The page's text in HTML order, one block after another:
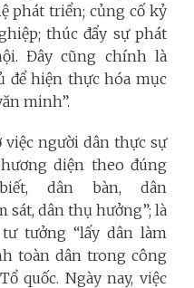
phát triển; củng cố kỷ
thúc đẩy sự phát
Đây cũng chính là
để hiện thực hóa mục
minh”.
việc người dân thực sự
diện theo đúng
dân bàn, dân
sát, dân thụ hưởng”; là
tưởng “lấy dân làm
toàn dân trong công
quốc. Ngày nay, việc